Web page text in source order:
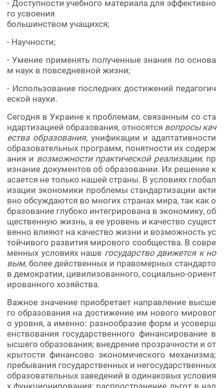
- Доступности учебного материала для эффективно
го усвоения
большинством учащихся;
- Научности;
- Умение применять полученные знания по основа
м наук в повседневной жизни;
- Использование последних достижений педагогич
еской науки.
Сегодня в Украине к проблемам, связанным со ста
ндартизацией образования, относятся вопросы кач
ества образования, унификации и адаптативности
образовательных программ, понятности их содерж
ания и возможности практической реализации, пр
изнание документов об образовании. Их решение к
асается не только нашей страны. В условиях глобал
изации экономики проблемы стандартизации акти
вно обсуждаются во многих странах мира, так как о
бразование глубоко интегрирована в экономику, об
щественную жизнь, а ее уровень и качество сущест
венно влияют на качество жизни и возможность ус
тойчивого развития мирового сообщества. В совре
менных условиях наше государство движется к но
вым, более действенных и правомерных стандарто
в демократии, цивилизованного, социально-ориент
ированного хозяйства.
Важное значение приобретает направление высше
го образования на достижение им нового мировог
о уровня, а именно: разнообразие форм и усоверш
енствования государственного финансирование в
ысшего образования; внедрение прозрачности и от
крытости финансово экономического механизма;
пребывания государственных и негосударственных
образовательных заведений в одинаковых условия
х функционирования; распространение льгот в нал